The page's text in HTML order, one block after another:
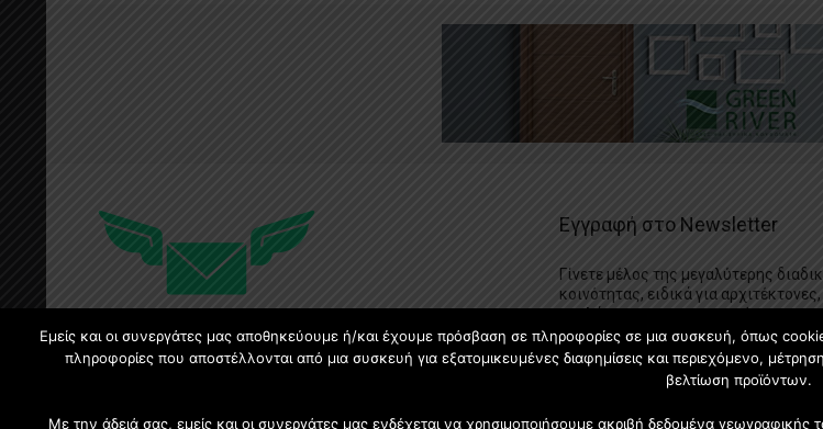
Εγγραφή στο Newsletter
Γίνετε μέλος της μεγαλύτερης
κοινότητας, ειδικά για
και λάτρεις της κατασκευής και
επίπλων.
Εμείς και οι συνεργάτες μας αποθηκεύουμε ή/και έχουμε πρόσβαση σε πληροφορίες σε μια συσκευή, όπως
πληροφορίες που αποστέλλονται από μια συσκευή για εξατομικευμένες διαφημίσεις και περιεχόμενο,
βελτίωση προϊόντων.
Με την άδειά σας, εμείς και οι συνεργάτες μας ενδέχεται να χρησιμοποιήσουμε ακριβή δεδομένα